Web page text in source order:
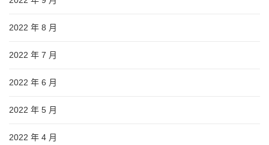
2022 年 8 月
2022 年 7 月
2022 年 6 月
2022 年 5 月
2022 年 4 月